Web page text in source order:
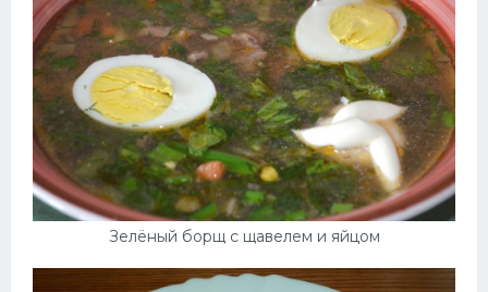
Зелёный борщ с щавелем и яйцом